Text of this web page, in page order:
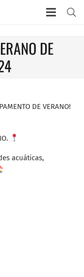
DE
DE VERANO!
acuáticas,